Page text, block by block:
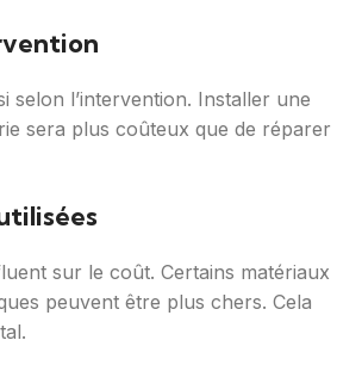
selon l’intervention. Installer une
sera plus coûteux que de réparer
sur le coût. Certains matériaux
peuvent être plus chers. Cela